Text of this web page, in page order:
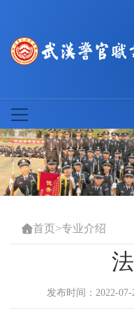
首页>专业介绍
发布时间：2022-